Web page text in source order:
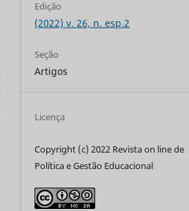
Edição
(2022) v. 26, n. esp.2
Seção
Artigos
Licença
Copyright (c) 2022 Revista on line de
Política e Gestão Educacional